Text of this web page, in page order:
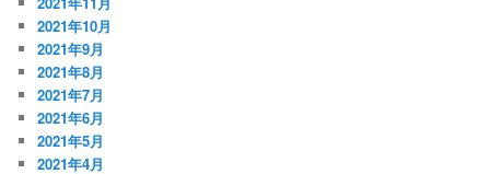
2021年10月
2021年9月
2021年8月
2021年7月
2021年6月
2021年5月
2021年4月